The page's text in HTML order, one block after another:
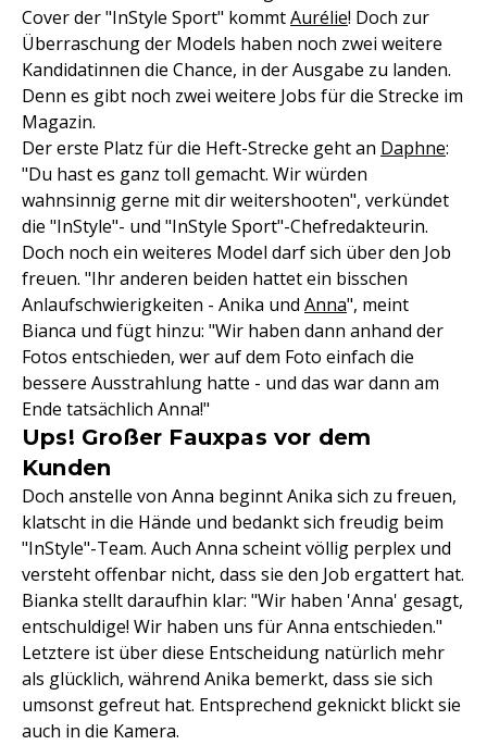
Cover der "InStyle Sport" kommtAurélie! Doch zur
Überraschung der Models haben noch zwei weitere
Kandidatinnen die Chance, in der Ausgabe zu landen.
Denn es gibt noch zwei weitere Jobs für die Strecke im
Magazin.
Der erste Platz für die Heft-Strecke geht an Daphne:
"Du hast es ganz toll gemacht. Wir würden
wahnsinnig gerne mit dir weitershooten", verkündet
die "InStyle"- und "InStyle Sport"-Chefredakteurin.
Doch noch ein weiteres Model darf sich über den Job
freuen. "Ihr anderen beiden hattet ein bisschen
Anlaufschwierigkeiten - Anika und Anna", meint
Bianca und fügt hinzu: "Wir haben dann anhand der
Fotos entschieden, wer auf dem Foto einfach die
bessere Ausstrahlung hatte - und das war dann am
Ende tatsächlich Anna!"
Ups! Großer Fauxpas vor dem
Kunden
Doch anstelle von Anna beginnt Anika sich zu freuen,
klatscht in die Hände und bedankt sich freudig beim
"InStyle"-Team. Auch Anna scheint völlig perplex und
versteht offenbar nicht, dass sie den Job ergattert hat.
Bianka stellt daraufhin klar: "Wir haben 'Anna' gesagt,
entschuldige! Wir haben uns für Anna entschieden."
Letztere ist über diese Entscheidung natürlich mehr
als glücklich, während Anika bemerkt, dass sie sich
umsonst gefreut hat. Entsprechend geknickt blickt sie
auch in die Kamera.